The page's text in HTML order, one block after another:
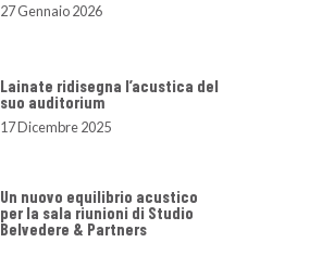
27 Gennaio 2026
Lainate ridisegna l’acustica del
suo auditorium
17 Dicembre 2025
Un nuovo equilibrio acustico
per la sala riunioni di Studio
Belvedere & Partners